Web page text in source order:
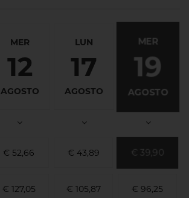
MER
12
AGOSTO
LUN
17
AGOSTO
MER
19
AGOSTO
€ 52,66 € 43,89 € 39,90
€ 127,05 € 105,87 € 96,25